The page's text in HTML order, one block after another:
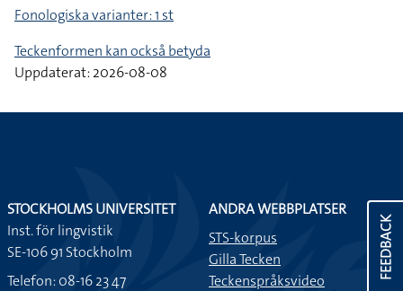
Fonologiska varianter: 1 st
Teckenformen kan också betyda
Uppdaterat: 2026-08-08
FEEDBACK
STOCKHOLMS UNIVERSITET
Inst. för lingvistik
SE-106 91 Stockholm
Telefon: 08-16 23 47
ANDRA WEBBPLATSER
STS-korpus
Gilla Tecken
Teckenspråksvideo